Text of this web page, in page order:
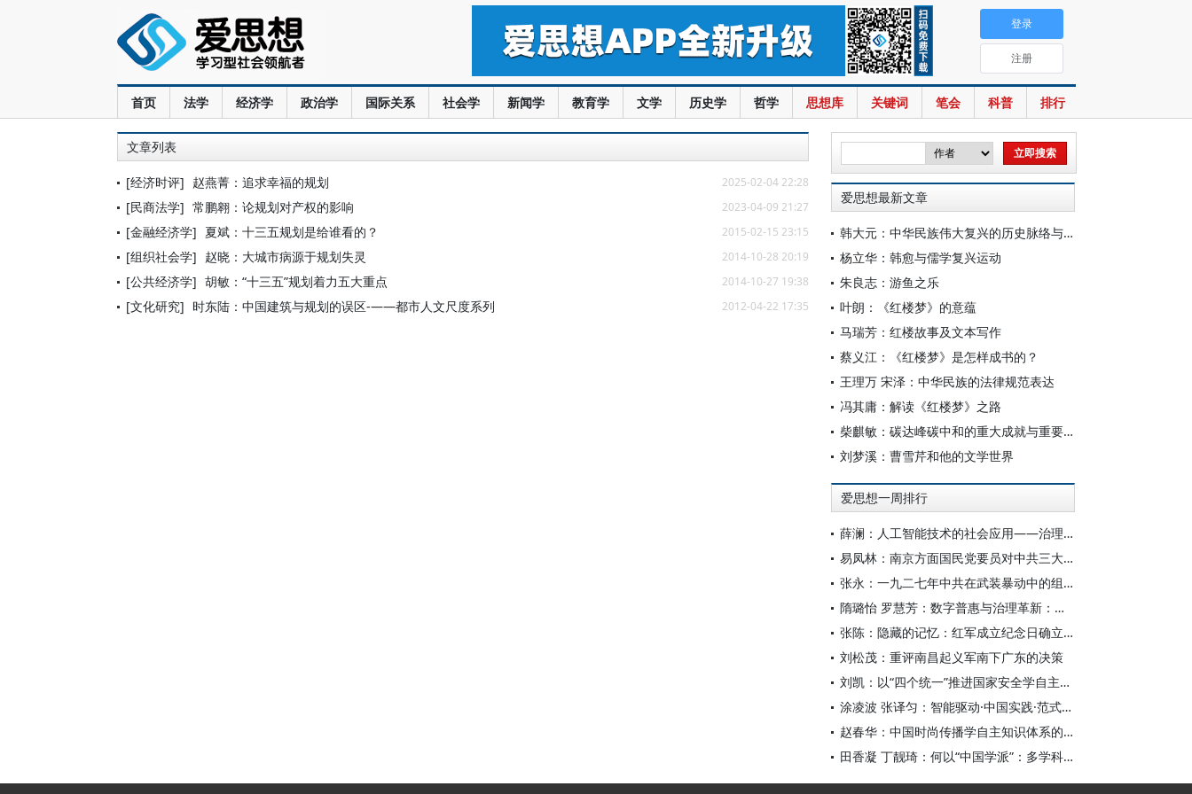
首页 法学 经济学 政治学 国际关系 社会学 新闻学 教育学 文学 历史学 哲学 思想库 关键词 笔会 科普 排行
登录
注册
文章列表
[经济时评] 赵燕菁：追求幸福的规划 2025-02-04 22:28
[民商法学] 常鹏翱：论规划对产权的影响 2023-04-09 21:27
[金融经济学] 夏斌：十三五规划是给谁看的？ 2015-02-15 23:15
[组织社会学] 赵晓：大城市病源于规划失灵 2014-10-28 20:19
[公共经济学] 胡敏：“十三五”规划着力五大重点 2014-10-27 19:38
[文化研究] 时东陆：中国建筑与规划的误区-——都市人文尺度系列 2012-04-22 17:35
爱思想最新文章
韩大元：中华民族伟大复兴的历史脉络与宪法内涵
杨立华：韩愈与儒学复兴运动
朱良志：游鱼之乐
叶朗：《红楼梦》的意蕴
马瑞芳：红楼故事及文本写作
蔡义江：《红楼梦》是怎样成书的？
王理万 宋泽：中华民族的法律规范表达
冯其庸：解读《红楼梦》之路
柴麒敏：碳达峰碳中和的重大成就与重要任务
刘梦溪：曹雪芹和他的文学世界
爱思想一周排行
薛澜：人工智能技术的社会应用——治理挑战
易凤林：南京方面国民党要员对中共三大起义的反应
张永：一九二七年中共在武装暴动中的组织转型
隋璐怡 罗慧芳：数字普惠与治理革新：中国人工智能赋能全球南方发展
张陈：隐藏的记忆：红军成立纪念日确立前中共对南昌起义的纪念
刘松茂：重评南昌起义军南下广东的决策
刘凯：以“四个统一”推进国家安全学自主知识体系构建
涂凌波 张译匀：智能驱动·中国实践·范式创新：“构建中国新闻传播学自主知识体系”专题研讨会综述
赵春华：中国时尚传播学自主知识体系的内在逻辑与实践路径
田香凝 丁靓琦：何以“中国学派”：多学科视野下中国特色新闻传播学建设的研究